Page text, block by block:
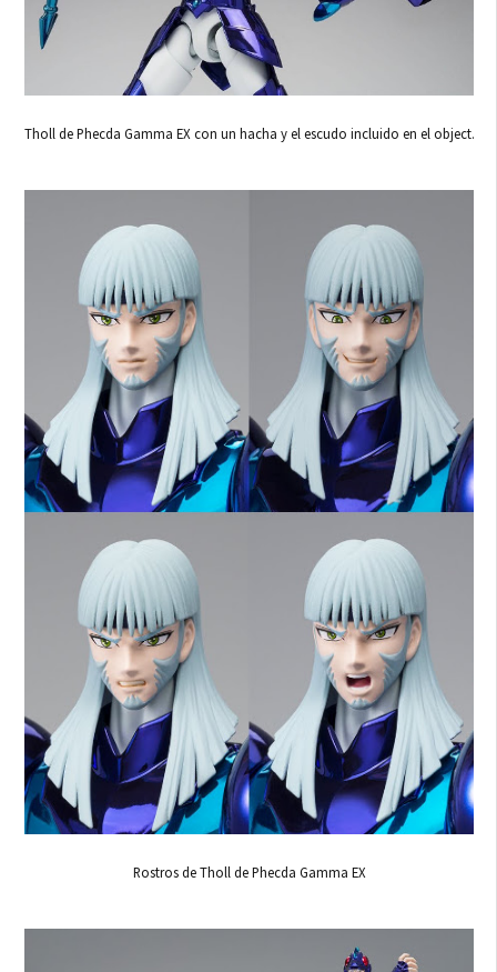
Tholl de Phecda Gamma EX con un hacha y el escudo incluido en el object.
Rostros de Tholl de Phecda Gamma EX